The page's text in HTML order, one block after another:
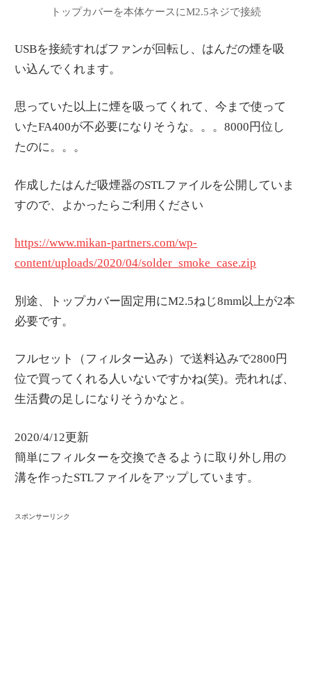
トップカバーを本体ケースにM2.5ネジで接続
USBを接続すればファンが回転し、はんだの煙を吸
い込んでくれます。
思っていた以上に煙を吸ってくれて、今まで使って
いたFA400が不必要になりそうな。。。8000円位し
たのに。。。
作成したはんだ吸煙器のSTLファイルを公開していま
すので、よかったらご利用ください
https://www.mikan-partners.com/wp-
content/uploads/2020/04/solder_smoke_case.zip
別途、トップカバー固定用にM2.5ねじ8mm以上が2本
必要です。
フルセット（フィルター込み）で送料込みで2800円
位で買ってくれる人いないですかね(笑)。売れれば、
生活費の足しになりそうかなと。
2020/4/12更新
簡単にフィルターを交換できるように取り外し用の
溝を作ったSTLファイルをアップしています。
スポンサーリンク